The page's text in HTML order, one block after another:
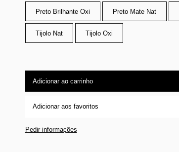
Preto Brilhante Oxi Preto Mate Nat
Tijolo Nat Tijolo Oxi
Adicionar ao carrinho
Adicionar aos favoritos
Pedir informações